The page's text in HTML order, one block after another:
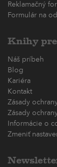
Reklamačný
Formulár na
Knihy
Náš príbeh
Blog
Kariéra
Kontakt
Zásady
Zásady
Informácie o
Zmeniť